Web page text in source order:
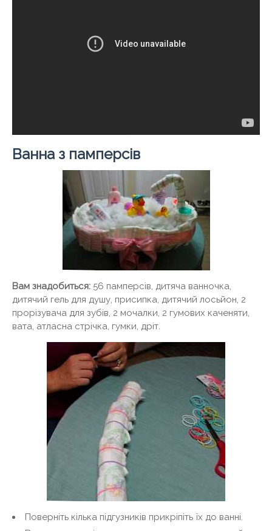
Ванна з памперсів
Вам знадобиться: 56 памперсів, дитяча ванночка,
дитячий гель для душу, присипка, дитячий лосьйон, 2
прорізувача для зубів, 2 мочалки, 2 гумових каченяти,
вата, атласна стрічка, гумки, дріт.
Поверніть кілька підгузників прикріпіть їх до ванні.